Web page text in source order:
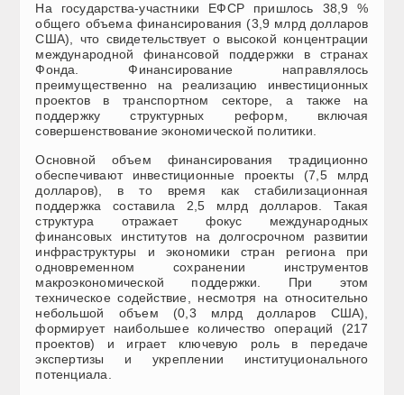
На государства-участники ЕФСР пришлось 38,9 %
общего объема финансирования (3,9 млрд долларов
США), что свидетельствует о высокой концентрации
международной финансовой поддержки в странах
Фонда. Финансирование направлялось
преимущественно на реализацию инвестиционных
проектов в транспортном секторе, а также на
поддержку структурных реформ, включая
совершенствование экономической политики.
Основной объем финансирования традиционно
обеспечивают инвестиционные проекты (7,5 млрд
долларов), в то время как стабилизационная
поддержка составила 2,5 млрд долларов. Такая
структура отражает фокус международных
финансовых институтов на долгосрочном развитии
инфраструктуры и экономики стран региона при
одновременном сохранении инструментов
макроэкономической поддержки. При этом
техническое содействие, несмотря на относительно
небольшой объем (0,3 млрд долларов США),
формирует наибольшее количество операций (217
проектов) и играет ключевую роль в передаче
экспертизы и укреплении институционального
потенциала.